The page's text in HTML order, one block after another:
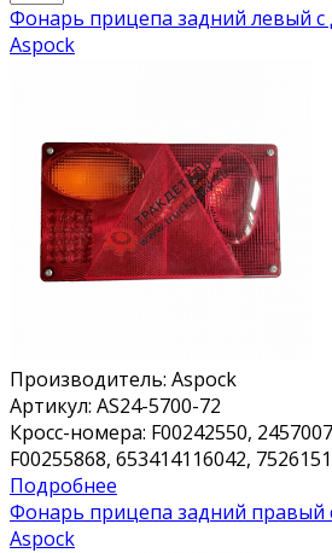
Фонарь прицепа задний левый
Aspock
Производитель: Aspock
Артикул: AS24-5700-72
Кросс-номера: F00242550,
F00255868, 653414116042,
Подробнее
Фонарь прицепа задний
Aspock